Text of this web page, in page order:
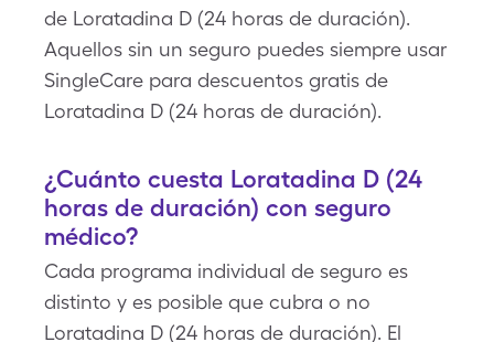
de Loratadina D (24 horas de duración).
Aquellos sin un seguro puedes siempre usar
SingleCare para descuentos gratis de
Loratadina D (24 horas de duración).
¿Cuánto cuesta Loratadina D (24
horas de duración) con seguro
médico?
Cada programa individual de seguro es
distinto y es posible que cubra o no
Loratadina D (24 horas de duración). El